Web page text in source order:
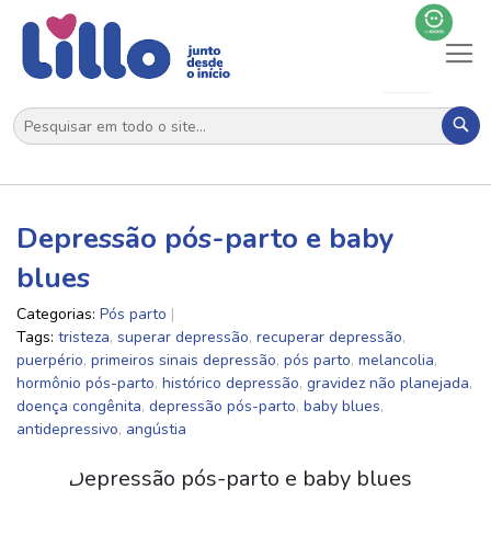
Depressão pós-parto e baby
blues
Categorias: Pós parto
Tags: tristeza, superar depressão, recuperar depressão,
puerpério, primeiros sinais depressão, pós parto, melancolia,
hormônio pós-parto, histórico depressão, gravidez não planejada,
doença congênita, depressão pós-parto, baby blues,
antidepressivo, angústia